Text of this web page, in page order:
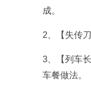
成。
2、【失传
3、【列车
车餐做法。